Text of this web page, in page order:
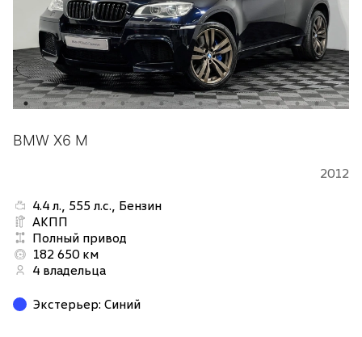
BMW X6 M
2012
4.4 л., 555 л.с., Бензин
АКПП
Полный привод
182 650 км
4 владельца
Экстерьер: Синий